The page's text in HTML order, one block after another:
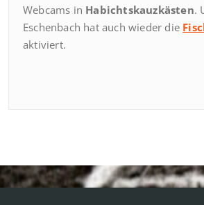
Webcams in Habichtskauzkästen.
Eschenbach hat auch wieder die
aktiviert.